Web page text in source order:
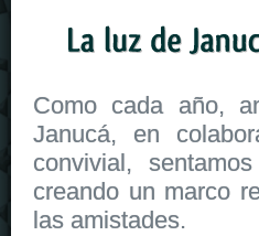
Como cada año,
Janucá, en
convivial,
creando un marco
las amistades.